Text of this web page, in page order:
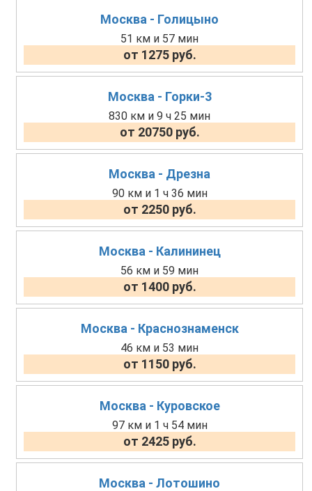
Москва - Голицыно
51 км и 57 мин
от 1275 руб.
Москва - Горки-3
830 км и 9 ч 25 мин
от 20750 руб.
Москва - Дрезна
90 км и 1 ч 36 мин
от 2250 руб.
Москва - Калининец
56 км и 59 мин
от 1400 руб.
Москва - Краснознаменск
46 км и 53 мин
от 1150 руб.
Москва - Куровское
97 км и 1 ч 54 мин
от 2425 руб.
Москва - Лотошино